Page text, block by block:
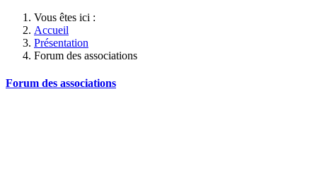
Vous êtes ici :
Accueil
Présentation
Forum des associations
Forum des associations